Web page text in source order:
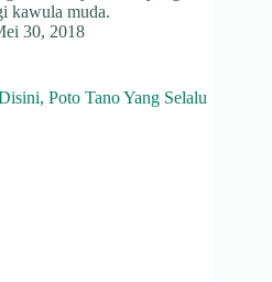
kawula muda.
30, 2018
Poto Tano Yang Selalu